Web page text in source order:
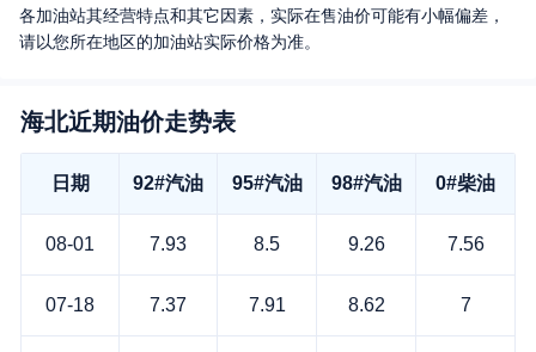
各加油站其经营特点和其它因素，实际在售油价可能有小幅偏差，
请以您所在地区的加油站实际价格为准。
海北近期油价走势表
日期 92#汽油 95#汽油 98#汽油 0#柴油
08-01 7.93 8.5 9.26 7.56
07-18 7.37 7.91 8.62 7